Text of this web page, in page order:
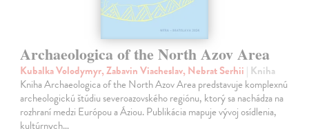
Archaeologica of the North Azov Area
Kubalka Volodymyr, Zabavin Viacheslav, Nebrat Serhii | Kniha
Kniha Archaeologica of the North Azov Area predstavuje komplexnú
archeologickú štúdiu severoazovského regiónu, ktorý sa nachádza na
rozhraní medzi Európou a Áziou. Publikácia mapuje vývoj osídlenia,
kultúrnych…